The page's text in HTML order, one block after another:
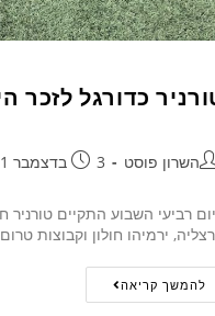
כדורגל לזכר
השרון פוסט 3 בדצמבר 2021
רביעי השבוע התקיים
ירמיהו חולון וקבוצות
להמשך קריאה